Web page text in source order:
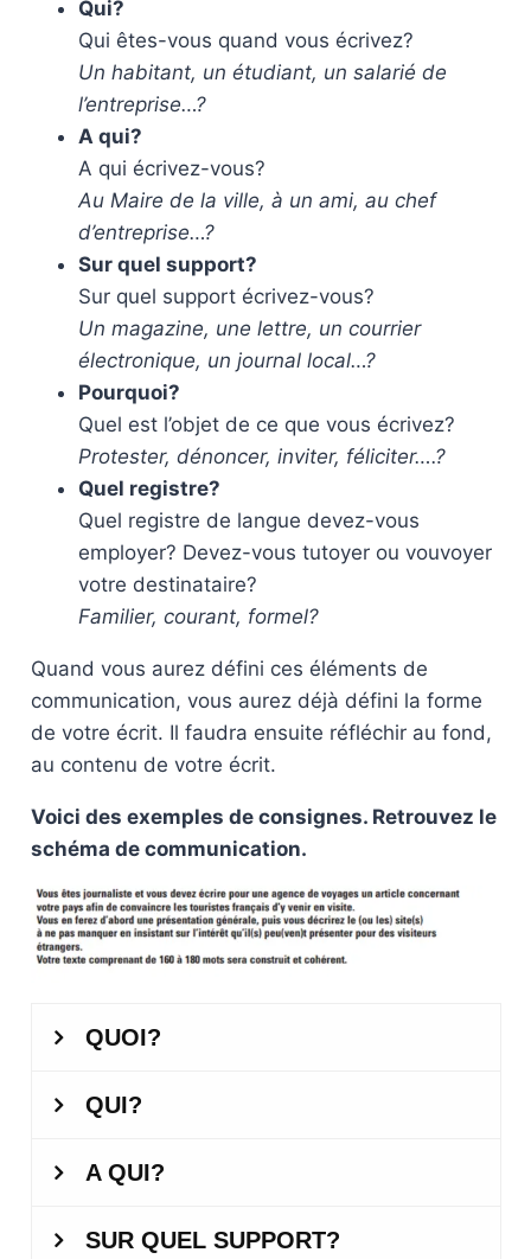
Qui?
Qui êtes-vous quand vous écrivez?
Un habitant, un étudiant, un salarié de
l’entreprise…?
A qui?
A qui écrivez-vous?
Au Maire de la ville, à un ami, au chef
d’entreprise…?
Sur quel support?
Sur quel support écrivez-vous?
Un magazine, une lettre, un courrier
électronique, un journal local…?
Pourquoi?
Quel est l’objet de ce que vous écrivez?
Protester, dénoncer, inviter, féliciter….?
Quel registre?
Quel registre de langue devez-vous
employer? Devez-vous tutoyer ou vouvoyer
votre destinataire?
Familier, courant, formel?
Quand vous aurez défini ces éléments de
communication, vous aurez déjà défini la forme
de votre écrit. Il faudra ensuite réfléchir au fond,
au contenu de votre écrit.
Voici des exemples de consignes. Retrouvez le
schéma de communication.